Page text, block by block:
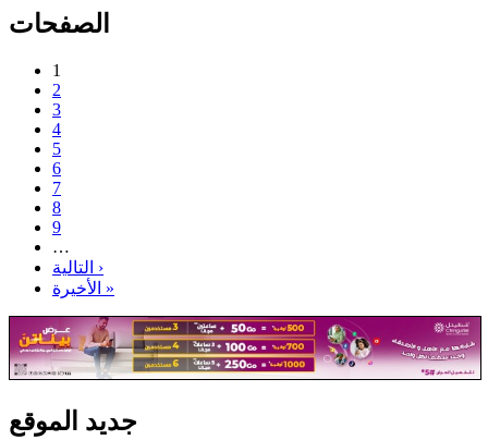
الصفحات
1
2
3
4
5
6
7
8
9
…
التالية ›
الأخيرة »
جديد الموقع